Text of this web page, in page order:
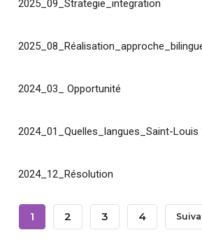
2025_09_Strategie_integration
2024_03_ Opportunité
2024_01_Quelles_langues_Saint-Louis
2024_12_Résolution
Pagination
Page
1 Page
2 Page
3 Page
4 Page